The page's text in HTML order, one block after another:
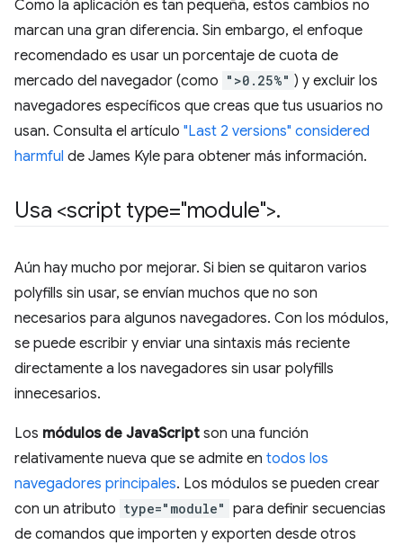
Como la aplicación es tan pequeña, estos cambios no
marcan una gran diferencia. Sin embargo, el enfoque
recomendado es usar un porcentaje de cuota de
mercado del navegador (como ">0.25%" ) y excluir los
navegadores específicos que creas que tus usuarios no
usan. Consulta el artículo "Last 2 versions" considered
harmful de James Kyle para obtener más información.
Usa <script type="module">.
Aún hay mucho por mejorar. Si bien se quitaron varios
polyfills sin usar, se envían muchos que no son
necesarios para algunos navegadores. Con los módulos,
se puede escribir y enviar una sintaxis más reciente
directamente a los navegadores sin usar polyfills
innecesarios.
Los módulos de JavaScript son una función
relativamente nueva que se admite en todos los
navegadores principales. Los módulos se pueden crear
con un atributo type="module" para definir secuencias
de comandos que importen y exporten desde otros